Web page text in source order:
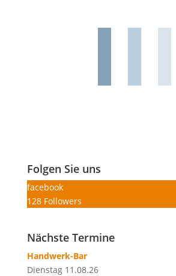
Folgen Sie uns
facebook
128 Followers
Nächste Termine
Handwerk-Bar
Dienstag 11.08.26